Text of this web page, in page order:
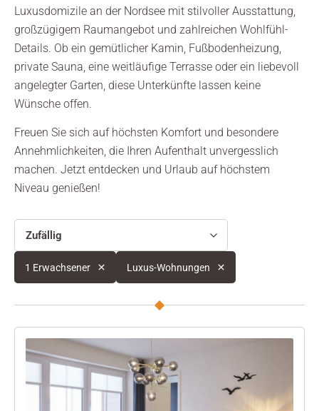
Luxusdomizile an der Nordsee mit stilvoller Ausstattung,
großzügigem Raumangebot und zahlreichen Wohlfühl-
Details. Ob ein gemütlicher Kamin, Fußbodenheizung,
private Sauna, eine weitläufige Terrasse oder ein liebevoll
angelegter Garten, diese Unterkünfte lassen keine
Wünsche offen.
Freuen Sie sich auf höchsten Komfort und besondere
Annehmlichkeiten, die Ihren Aufenthalt unvergesslich
machen. Jetzt entdecken und Urlaub auf höchstem
Niveau genießen!
1 Erwachsener Luxus-Wohnungen
Zufällig